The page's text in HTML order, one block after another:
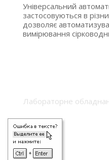
Універсальний
застосовуються в
дозволяє
вимірювання
Лабораторне